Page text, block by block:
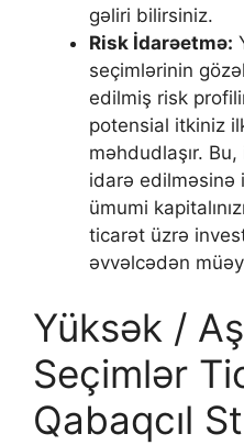
gəliri bilirsiniz.
Risk İdarəetmə:
seçimlərinin
edilmiş risk
potensial itkiniz
məhdudlaşır.
idarə edilməsinə
ümumi
ticarət üzrə
əvvəlcədən
Yüksək /
Seçimlər
Qabaqcıl